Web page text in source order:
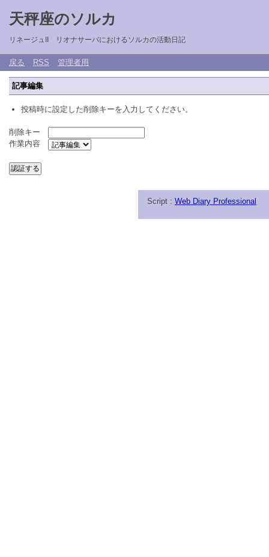
天秤座のソルカ
リネージュII リオナサーバにおけるソルカの活動日記
戻る RSS 管理者用
記事編集
投稿時に設定した削除キーを入力してください。
削除キー
作業内容
Script : Web Diary Professional